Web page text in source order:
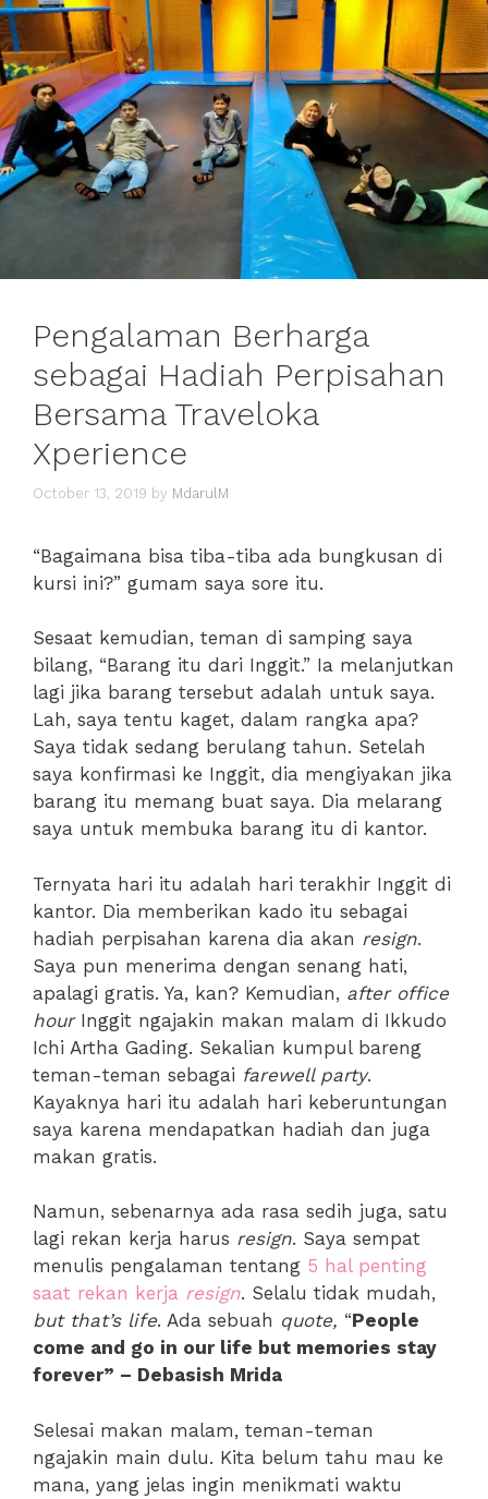
Pengalaman Berharga
sebagai Hadiah Perpisahan
Bersama Traveloka
Xperience
October 13, 2019 by MdarulM
“Bagaimana bisa tiba-tiba ada bungkusan di
kursi ini?” gumam saya sore itu.
Sesaat kemudian, teman di samping saya
bilang, “Barang itu dari Inggit.” Ia melanjutkan
lagi jika barang tersebut adalah untuk saya.
Lah, saya tentu kaget, dalam rangka apa?
Saya tidak sedang berulang tahun. Setelah
saya konfirmasi ke Inggit, dia mengiyakan jika
barang itu memang buat saya. Dia melarang
saya untuk membuka barang itu di kantor.
Ternyata hari itu adalah hari terakhir Inggit di
kantor. Dia memberikan kado itu sebagai
hadiah perpisahan karena dia akan resign.
Saya pun menerima dengan senang hati,
apalagi gratis. Ya, kan? Kemudian, after office
hourInggit ngajakin makan malam di Ikkudo
Ichi Artha Gading. Sekalian kumpul bareng
teman-teman sebagai farewell party.
Kayaknya hari itu adalah hari keberuntungan
saya karena mendapatkan hadiah dan juga
makan gratis.
Namun, sebenarnya ada rasa sedih juga, satu
lagi rekan kerja harus resign. Saya sempat
menulis pengalaman tentang 5 hal penting
saat rekan kerja resign. Selalu tidak mudah,
but that’s life. Ada sebuah quote, “People
come and go in our life but memories stay
forever” – Debasish Mrida
Selesai makan malam, teman-teman
ngajakin main dulu. Kita belum tahu mau ke
mana, yang jelas ingin menikmati waktu